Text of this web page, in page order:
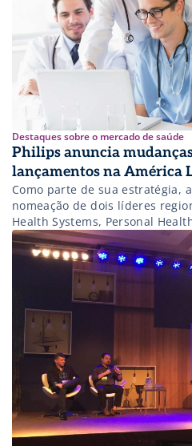
Destaques sobre o mercado de saúde
Philips anuncia mudanças
lançamentos na América
Como parte de sua estratégia,
nomeação de dois líderes
Health Systems, Personal
e do Sono (SRC, na sigla em
meta de ter um impacto na